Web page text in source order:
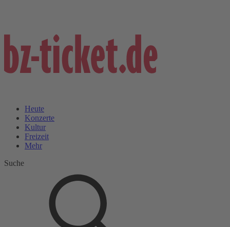
Heute
Konzerte
Kultur
Freizeit
Mehr
Suche